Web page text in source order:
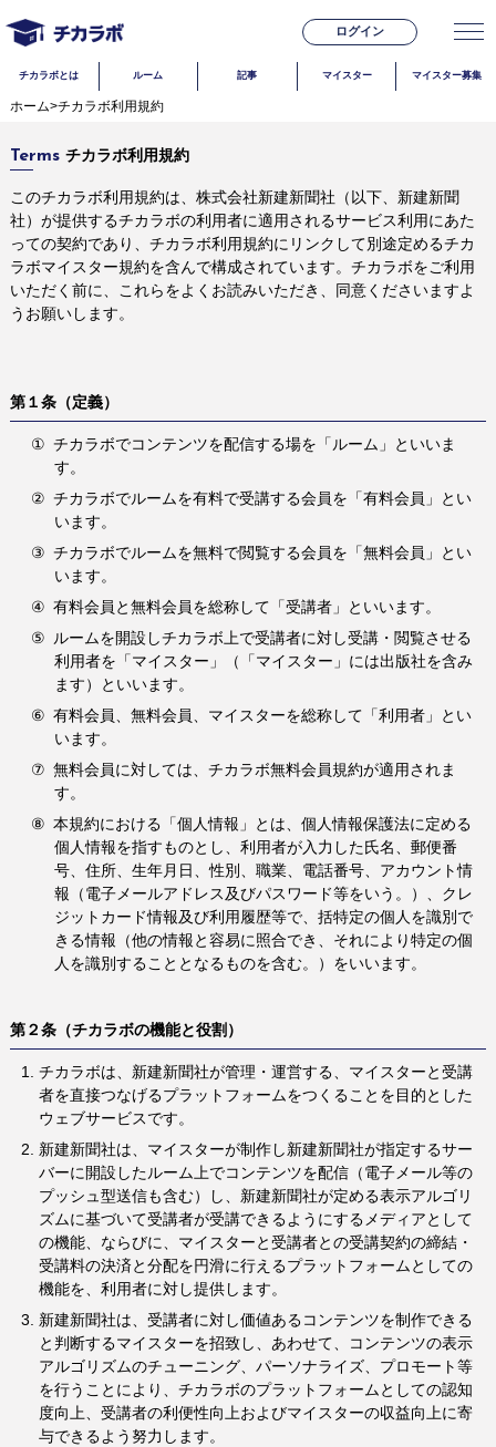
ログイン
チカラボとは ルーム 記事 マイスター マイスター募集
ホーム>チカラボ利用規約
Terms チカラボ利用規約
このチカラボ利用規約は、株式会社新建新聞社（以下、新建新聞
社）が提供するチカラボの利用者に適用されるサービス利用にあた
っての契約であり、チカラボ利用規約にリンクして別途定めるチカ
ラボマイスター規約を含んで構成されています。チカラボをご利用
いただく前に、これらをよくお読みいただき、同意くださいますよ
うお願いします。
第１条（定義）
① チカラボでコンテンツを配信する場を「ルーム」といいま
す。
② チカラボでルームを有料で受講する会員を「有料会員」とい
います。
③ チカラボでルームを無料で閲覧する会員を「無料会員」とい
います。
④ 有料会員と無料会員を総称して「受講者」といいます。
⑤
ルームを開設しチカラボ上で受講者に対し受講・閲覧させる
利用者を「マイスター」（「マイスター」には出版社を含み
ます）といいます。
⑥ 有料会員、無料会員、マイスターを総称して「利用者」とい
います。
⑦ 無料会員に対しては、チカラボ無料会員規約が適用されま
す。
⑧ 本規約における「個人情報」とは、個人情報保護法に定める
個人情報を指すものとし、利用者が入力した氏名、郵便番
号、住所、生年月日、性別、職業、電話番号、アカウント情
報（電子メールアドレス及びパスワード等をいう。）、クレ
ジットカード情報及び利用履歴等で、括特定の個人を識別で
きる情報（他の情報と容易に照合でき、それにより特定の個
人を識別することとなるものを含む。）をいいます。
第２条（チカラボの機能と役割）
チカラボは、新建新聞社が管理・運営する、マイスターと受講
者を直接つなげるプラットフォームをつくることを目的とした
ウェブサービスです。
新建新聞社は、マイスターが制作し新建新聞社が指定するサー
バーに開設したルーム上でコンテンツを配信（電子メール等の
プッシュ型送信も含む）し、新建新聞社が定める表示アルゴリ
ズムに基づいて受講者が受講できるようにするメディアとして
の機能、ならびに、マイスターと受講者との受講契約の締結・
受講料の決済と分配を円滑に行えるプラットフォームとしての
機能を、利用者に対し提供します。
新建新聞社は、受講者に対し価値あるコンテンツを制作できる
と判断するマイスターを招致し、あわせて、コンテンツの表示
アルゴリズムのチューニング、パーソナライズ、プロモート等
を行うことにより、チカラボのプラットフォームとしての認知
度向上、受講者の利便性向上およびマイスターの収益向上に寄
与できるよう努力します。